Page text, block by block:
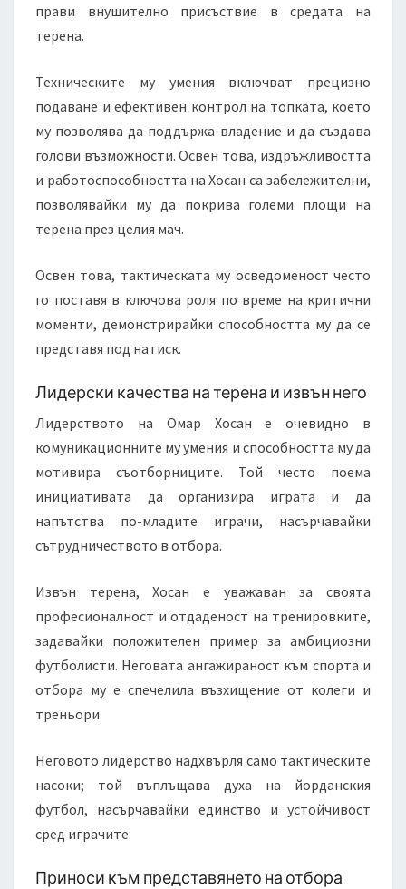
прави внушително присъствие в средата на
терена.
Техническите му умения включват прецизно
подаване и ефективен контрол на топката, което
му позволява да поддържа владение и да създава
голови възможности. Освен това, издръжливостта
и работоспособността на Хосан са забележителни,
позволявайки му да покрива големи площи на
терена през целия мач.
Освен това, тактическата му осведоменост често
го поставя в ключова роля по време на критични
моменти, демонстрирайки способността му да се
представя под натиск.
Лидерски качества на терена и извън него
Лидерството на Омар Хосан е очевидно в
комуникационните му умения и способността му да
мотивира съотборниците. Той често поема
инициативата да организира играта и да
напътства по-младите играчи, насърчавайки
сътрудничеството в отбора.
Извън терена, Хосан е уважаван за своята
професионалност и отдаденост на тренировките,
задавайки положителен пример за амбициозни
футболисти. Неговата ангажираност към спорта и
отбора му е спечелила възхищение от колеги и
треньори.
Неговото лидерство надхвърля само тактическите
насоки; той въплъщава духа на йорданския
футбол, насърчавайки единство и устойчивост
сред играчите.
Приноси към представянето на отбора